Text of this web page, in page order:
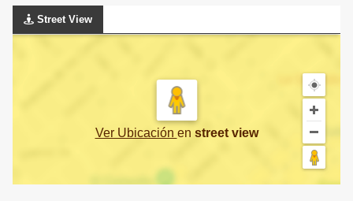
Street View
Ver Ubicación en street view